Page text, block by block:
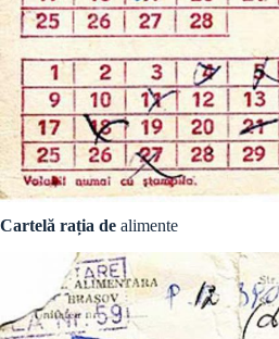
Cartelă rația de alimente